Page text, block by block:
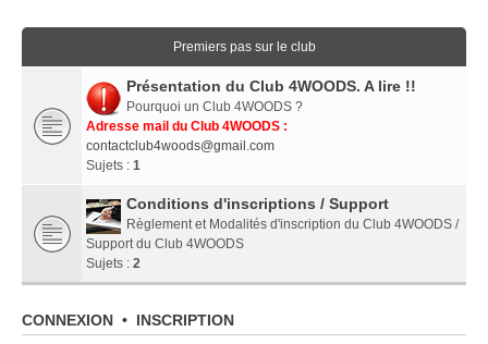
Premiers pas sur le club
Présentation du Club 4WOODS. A lire !!
Pourquoi un Club 4WOODS ?
Adresse mail du Club 4WOODS :
contactclub4woods@gmail.com
Sujets : 1
Conditions d'inscriptions / Support
Règlement et Modalités d'inscription du Club 4WOODS /
Support du Club 4WOODS
Sujets : 2
CONNEXION • INSCRIPTION